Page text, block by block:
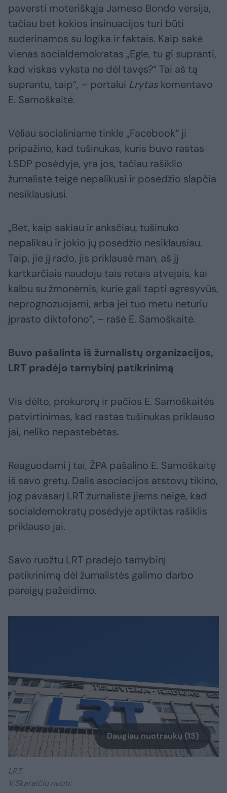
paversti moteriškąja Jameso Bondo versija,
tačiau bet kokios insinuacijos turi būti
suderinamos su logika ir faktais. Kaip sakė
vienas socialdemokratas „Egle, tu gi supranti,
kad viskas vyksta ne dėl tavęs?“ Tai aš tą
suprantu, taip“, – portalui Lrytaskomentavo
E. Samoškaitė.
Vėliau socialiniame tinkle „Facebook“ ji
pripažino, kad tušinukas, kuris buvo rastas
LSDP posėdyje, yra jos, tačiau rašiklio
žurnalistė teigė nepalikusi ir posėdžio slapčia
nesiklausiusi.
„Bet, kaip sakiau ir anksčiau, tušinuko
nepalikau ir jokio jų posėdžio nesiklausiau.
Taip, jie jį rado, jis priklausė man, aš jį
kartkarčiais naudoju tais retais atvejais, kai
kalbu su žmonėmis, kurie gali tapti agresyvūs,
neprognozuojami, arba jei tuo metu neturiu
įprasto diktofono“, – rašė E. Samoškaitė.
Buvo pašalinta iš žurnalistų organizacijos,
LRT pradėjo tarnybinį patikrinimą
Vis dėlto, prokurorų ir pačios E. Samoškaitės
patvirtinimas, kad rastas tušinukas priklauso
jai, neliko nepastebėtas.
Reaguodami į tai, ŽPA pašalino E. Samoškaitę
iš savo gretų. Dalis asociacijos atstovų tikino,
jog pavasarį LRT žurnalistė jiems neigė, kad
socialdemokratų posėdyje aptiktas rašiklis
priklauso jai.
Savo ruožtu LRT pradėjo tarnybinį
patikrinimą dėl žurnalistės galimo darbo
pareigų pažeidimo.
Daugiau nuotraukų (13)
LRT.
V.Skaraičio nuotr.